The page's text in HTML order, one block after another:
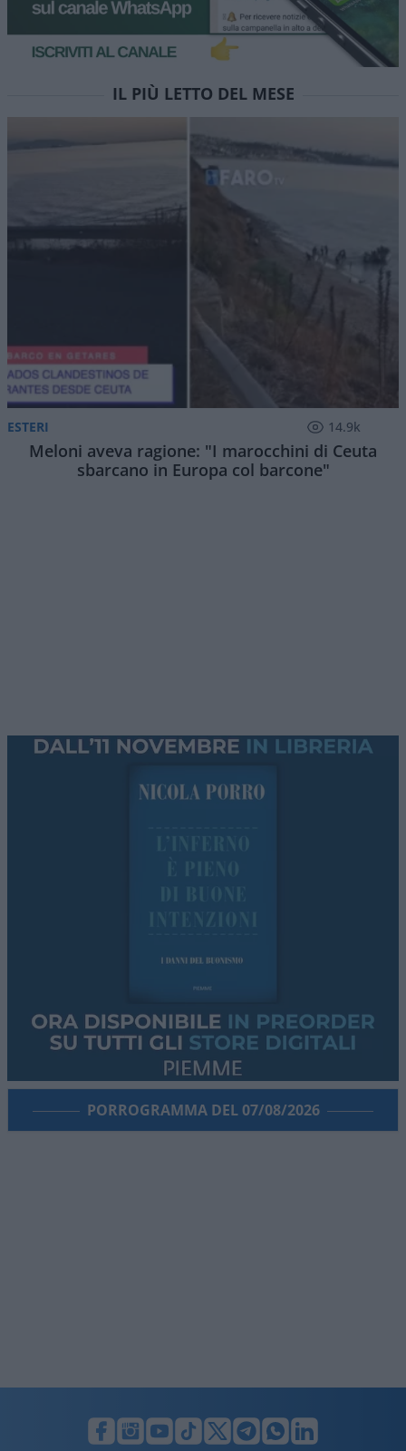
IL PIÙ LETTO DEL MESE
ESTERI 14.9k
Meloni aveva ragione: "I marocchini di Ceuta
sbarcano in Europa col barcone"
PORROGRAMMA DEL 07/08/2026